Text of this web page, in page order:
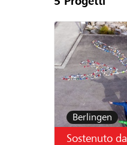
Berlingen
Sostenuto da